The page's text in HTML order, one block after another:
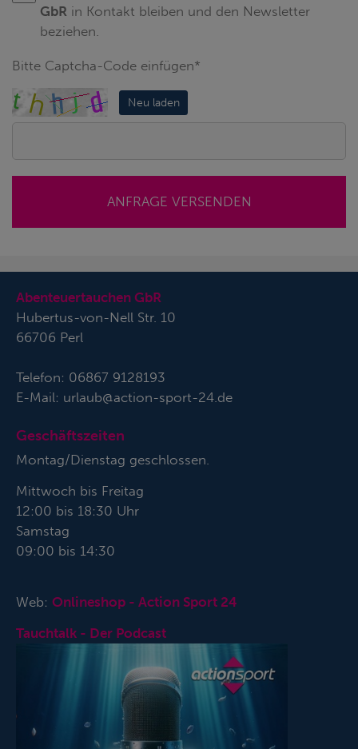
GbR in Kontakt bleiben und den Newsletter
beziehen.
Bitte Captcha-Code einfügen*
Neu laden
ANFRAGE VERSENDEN
Abenteuertauchen GbR
Hubertus-von-Nell Str. 10
66706 Perl
Telefon: 06867 9128193
E-Mail: urlaub@action-sport-24.de
Geschäftszeiten
Montag/Dienstag geschlossen.
Mittwoch bis Freitag
12:00 bis 18:30 Uhr
Samstag
09:00 bis 14:30
Web: Onlineshop - Action Sport 24
Tauchtalk - Der Podcast